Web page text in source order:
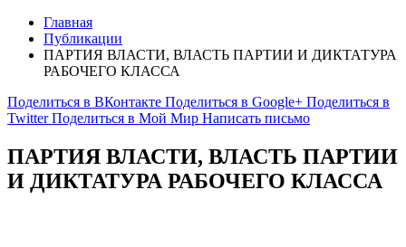
Главная
Публикации
ПАРТИЯ ВЛАСТИ, ВЛАСТЬ ПАРТИИ И ДИКТАТУРА
РАБОЧЕГО КЛАССА
Поделиться в ВКонтакте Поделиться в Google+ Поделиться в
Twitter Поделиться в Мой Мир Написать письмо
ПАРТИЯ ВЛАСТИ, ВЛАСТЬ ПАРТИИ
И ДИКТАТУРА РАБОЧЕГО КЛАССА